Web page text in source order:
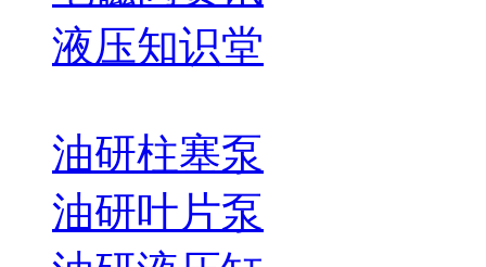
液压知识堂
油研柱塞泵
油研叶片泵